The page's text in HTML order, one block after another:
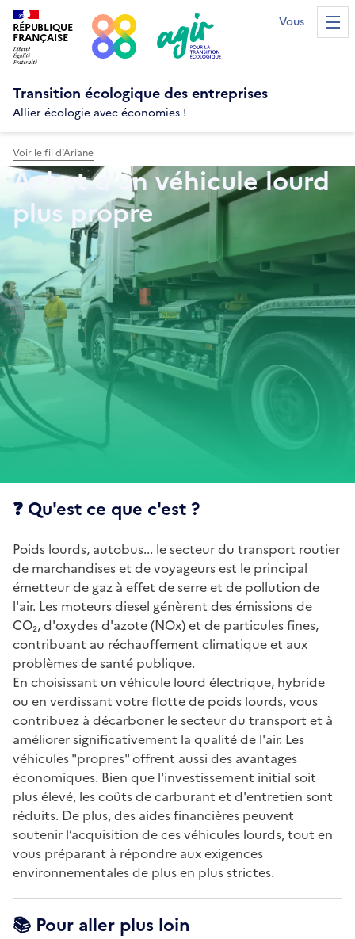
RÉPUBLIQUE
FRANÇAISE
Vous êtes...?
Transition écologiquedes entreprises
Allier écologie avec économies !
Voir le fil d’Ariane
Achat d’un véhicule lourd
plus propre
❓ Qu'est ce que c'est ?
Poids lourds, autobus... le secteur du transport routier
de marchandises et de voyageurs est le principal
émetteur de gaz à effet de serre et de pollution de
l'air. Les moteurs diesel génèrent des émissions de
CO₂, d'oxydes d'azote (NOx) et de particules fines,
contribuant au réchauffement climatique et aux
problèmes de santé publique.
En choisissant un véhicule lourd électrique, hybride
ou en verdissant votre flotte de poids lourds, vous
contribuez à décarboner le secteur du transport et à
améliorer significativement la qualité de l'air. Les
véhicules "propres" offrent aussi des avantages
économiques. Bien que l'investissement initial soit
plus élevé, les coûts de carburant et d'entretien sont
réduits. De plus, des aides financières peuvent
soutenir l’acquisition de ces véhicules lourds, tout en
vous préparant à répondre aux exigences
environnementales de plus en plus strictes.
📚 Pour aller plus loin